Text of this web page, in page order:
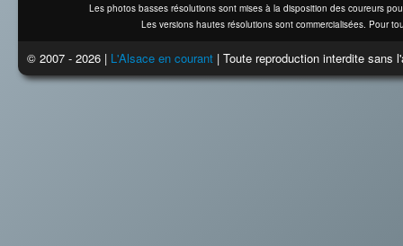
Les photos basses résolutions sont mises à la disposition des coureurs
Les versions hautes résolutions sont commercialisées. Pour
© 2007 - 2026 | L'Alsace en courant | Toute reproduction interdite sans